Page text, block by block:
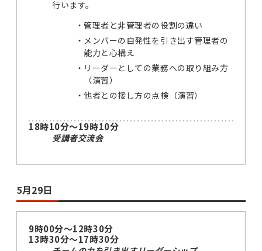
行います。
管理者と非管理者の役割の違い
メンバーの自発性を引き出す管理者の
能力と心構え
リーダーとしての業務への取り組み方
（演習）
他者との接し方の点検（演習）
18時10分～19時10分
受講者交流会
5月29日
9時00分～12時30分
13時30分～17時30分